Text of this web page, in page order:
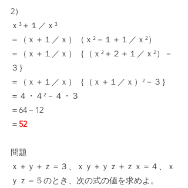
2）
ｘ³＋１／ｘ³
＝（ｘ＋１／ｘ）（ｘ²－１＋１／ｘ²）
＝（ｘ＋１／ｘ）｛（ｘ²＋２＋１／ｘ²）－
３｝
＝（ｘ＋１／ｘ）｛（ｘ＋１／ｘ）²－３｝
＝４・４²－４・３
＝64－12
＝52
問題
ｘ＋ｙ＋ｚ＝３、ｘｙ＋ｙｚ＋ｚｘ＝４、ｘ
ｙｚ＝５のとき、次の式の値を求めよ。